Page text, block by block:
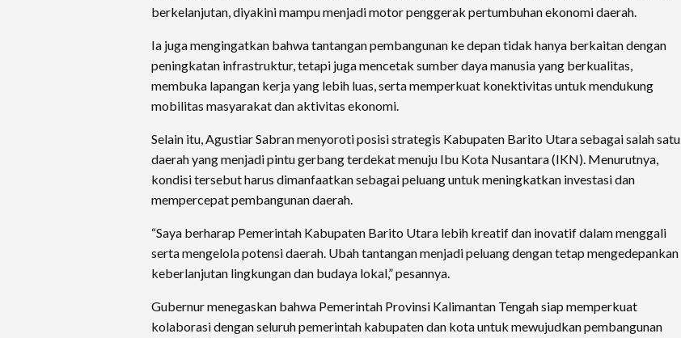
berkelanjutan, diyakini mampu menjadi motor penggerak pertumbuhan ekonomi daerah.
Ia juga mengingatkan bahwa tantangan pembangunan ke depan tidak hanya berkaitan dengan
peningkatan infrastruktur, tetapi juga mencetak sumber daya manusia yang berkualitas,
membuka lapangan kerja yang lebih luas, serta memperkuat konektivitas untuk mendukung
mobilitas masyarakat dan aktivitas ekonomi.
Selain itu, Agustiar Sabran menyoroti posisi strategis Kabupaten Barito Utara sebagai salah satu
daerah yang menjadi pintu gerbang terdekat menuju Ibu Kota Nusantara (IKN). Menurutnya,
kondisi tersebut harus dimanfaatkan sebagai peluang untuk meningkatkan investasi dan
mempercepat pembangunan daerah.
“Saya berharap Pemerintah Kabupaten Barito Utara lebih kreatif dan inovatif dalam menggali
serta mengelola potensi daerah. Ubah tantangan menjadi peluang dengan tetap mengedepankan
keberlanjutan lingkungan dan budaya lokal,” pesannya.
Gubernur menegaskan bahwa Pemerintah Provinsi Kalimantan Tengah siap memperkuat
kolaborasi dengan seluruh pemerintah kabupaten dan kota untuk mewujudkan pembangunan